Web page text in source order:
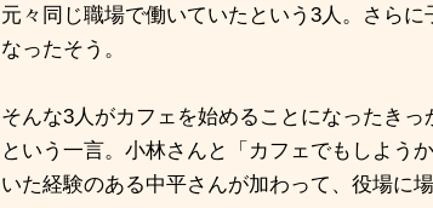
元々同じ職場で働いていたという 3人。さらに
なったそう。
そんな3人がカフェを始めることになったきっ
という一言。小林さんと「カフェでもしよう
いた経験のある中平さんが加わって、役場に